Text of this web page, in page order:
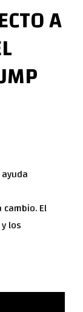
A
El
los